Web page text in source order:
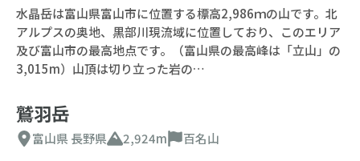
水晶岳は富山県富山市に位置する標高2,986ｍの山です。北
アルプスの奥地、黒部川現流域に位置しており、このエリア
及び富山市の最高地点です。（富山県の最高峰は「立山」の
3,015m）山頂は切り立った岩の…
鷲羽岳
富山県 長野県 2,924m 百名山